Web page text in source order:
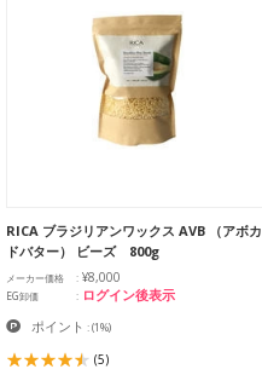
RICA ブラジリアンワックス AVB （アボカ
ドバター） ビーズ 800g
メーカー価格 ¥8,000
EG卸価 ログイン後表示
ポイント :(1%)
(5)